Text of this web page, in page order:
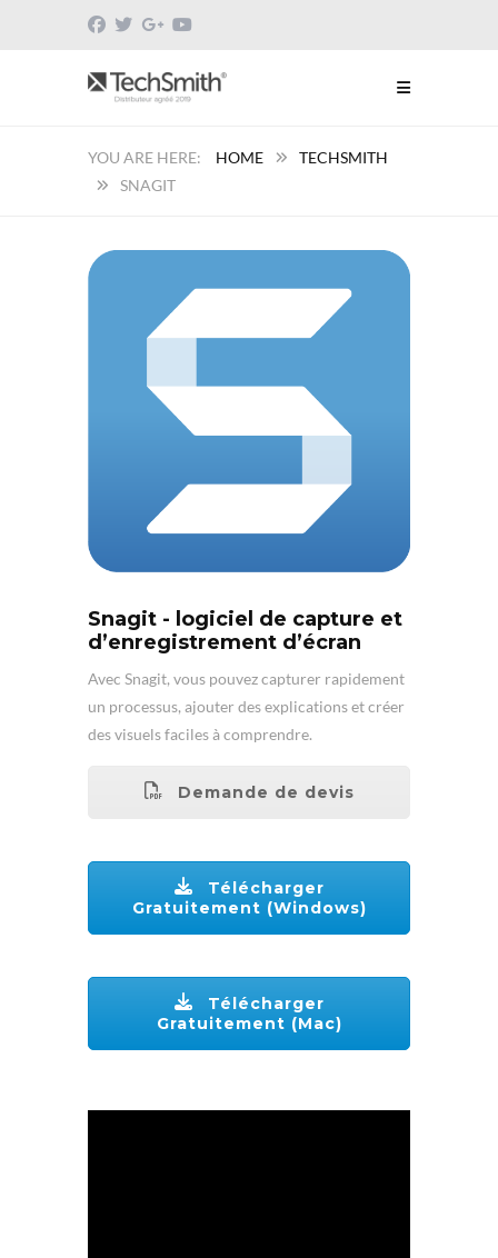
HOME
TECHSMITH
SNAGIT
Snagit - logiciel de capture et
d’enregistrement d’écran
Avec Snagit, vous pouvez capturer rapidement
un processus, ajouter des explications et créer
des visuels faciles à comprendre.
Demande de devis
Télécharger
Gratuitement (Windows)
Télécharger
Gratuitement (Mac)